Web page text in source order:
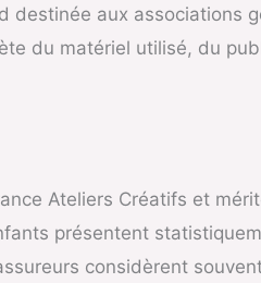
destinée aux associations
du matériel utilisé, du
Ateliers Créatifs et
présentent
considèrent